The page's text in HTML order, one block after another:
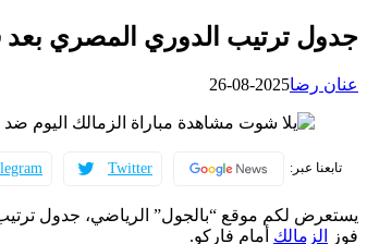
جدول ترتيب الدوري المصري بعد
عنان رضا2025-08-26
تابعنا عبر: Twitter
فوز
الزمالك أمام فاركو.